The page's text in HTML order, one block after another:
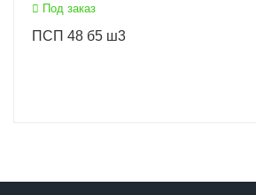
Под заказ
ПСП 48 б5 ш3